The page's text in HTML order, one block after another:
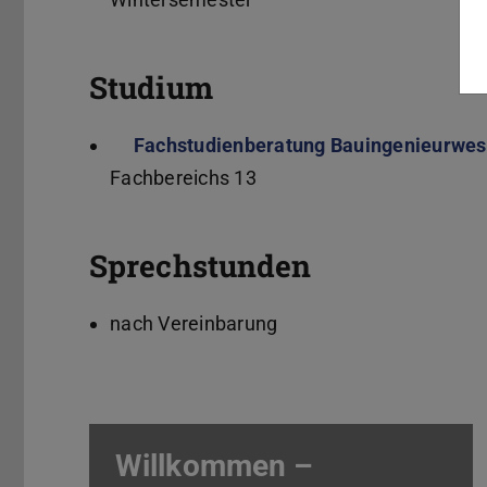
Studium
Fachstudienberatung
Fachbereichs 13
Sprechstunden
nach Vereinbarung
Willkommen –